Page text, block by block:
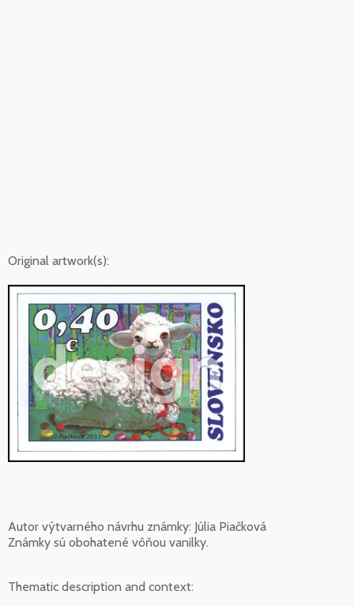
Original artwork(s):
Autor výtvarného návrhu známky: Júlia Piačková
Známky sú obohatené vôňou vanilky.
Thematic description and context: